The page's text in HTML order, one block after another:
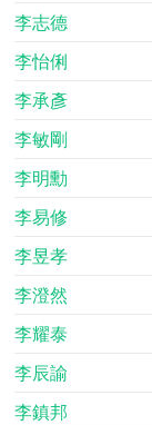
李志德
李怡俐
李承彥
李敏剛
李明勳
李易修
李昱孝
李澄然
李耀泰
李辰諭
李鎮邦